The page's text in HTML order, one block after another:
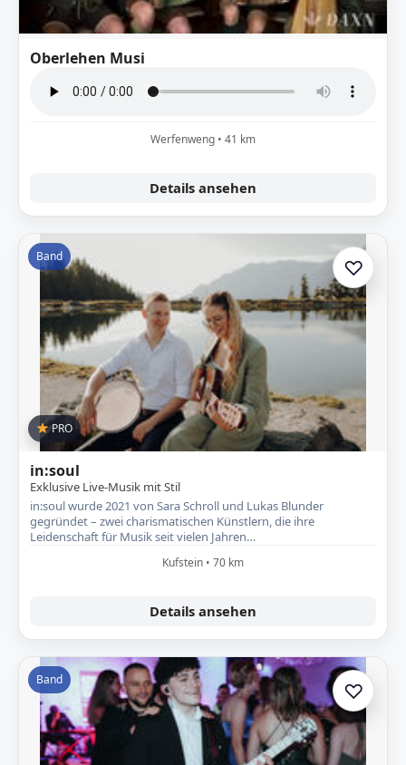
Oberlehen Musi
Werfenweng • 41 km
Details ansehen
Band
PRO
♡Zur
in:soul
Exklusive Live-Musik mit Stil
in:soul wurde 2021 von Sara Schroll und Lukas Blunder
gegründet – zwei charismatischen Künstlern, die ihre
Leidenschaft für Musik seit vielen Jahren…
Kufstein • 70 km
Details ansehen
Band ♡Zur